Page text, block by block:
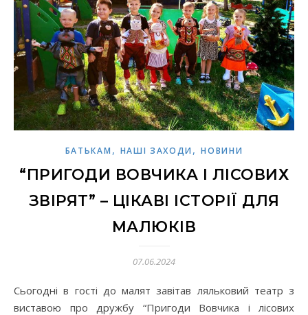
БАТЬКАМ , НАШІ ЗАХОДИ ,НОВИНИ
“ПРИГОДИ ВОВЧИКА І ЛІСОВИХ
ЗВІРЯТ” – ЦІКАВІ ІСТОРІЇ ДЛЯ
МАЛЮКІВ
07.06.2024
Сьогодні в гості до малят завітав ляльковий театр з
виставою про дружбу “Пригоди Вовчика і лісових